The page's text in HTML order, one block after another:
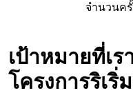
จำนวนค
เป้าหมายที่เ
โครงการริเริ่